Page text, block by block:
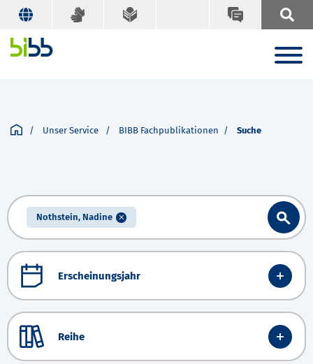
Unser Service BIBB Fachpublikationen Suche
Nothstein, Nadine
Erscheinungsjahr
Reihe